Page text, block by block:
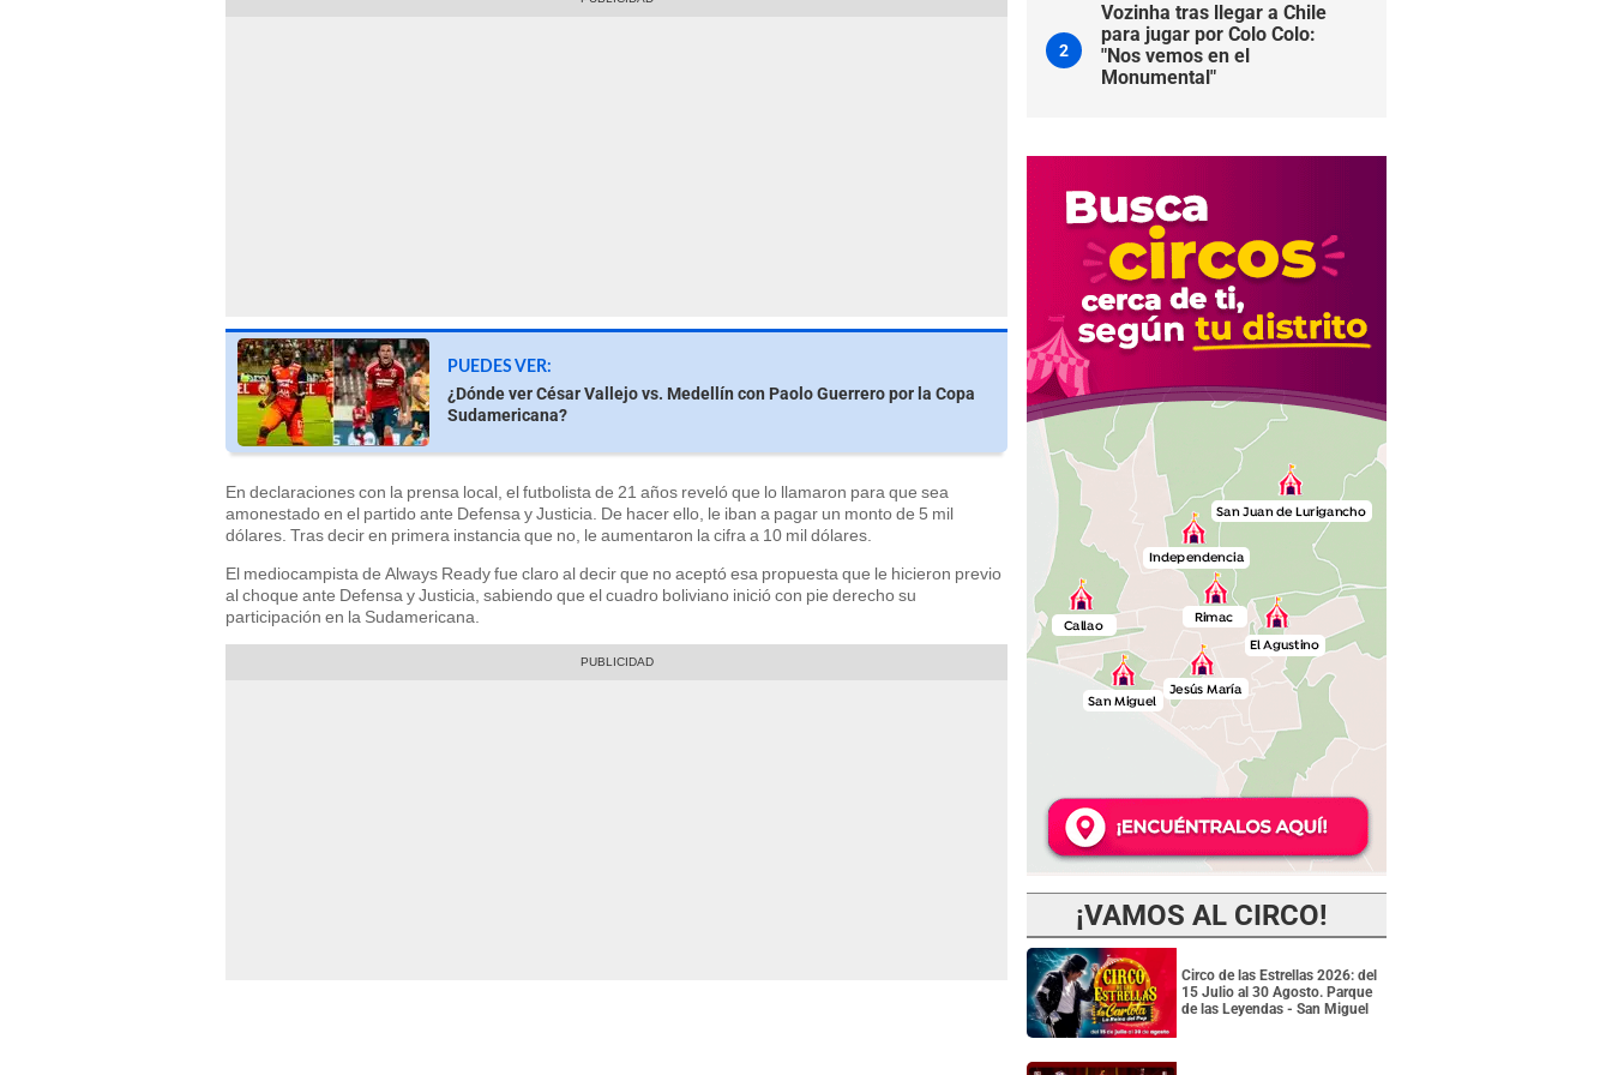
PUEDES VER:
¿Dónde ver César Vallejo vs. Medellín con Paolo Guerrero por la Copa
Sudamericana?
En declaraciones con la prensa local, el futbolista de 21 años reveló que lo llamaron para que sea
amonestado en el partido ante Defensa y Justicia. De hacer ello, le iban a pagar un monto de 5 mil
dólares. Tras decir en primera instancia que no, le aumentaron la cifra a 10 mil dólares.
El mediocampista de Always Ready fue claro al decir que no aceptó esa propuesta que le hicieron previo
al choque ante Defensa y Justicia, sabiendo que el cuadro boliviano inició con pie derecho su
participación en la Sudamericana.
2
Vozinha tras llegar a Chile
para jugar por Colo Colo:
"Nos vemos en el
Monumental"
¡VAMOS AL CIRCO!
Circo de las Estrellas 2026: del
15 Julio al 30 Agosto. Parque
de las Leyendas - San Miguel